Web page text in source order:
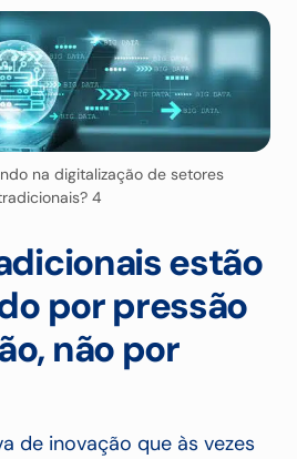
na digitalização de setores
4
estão
por pressão
não por
de inovação que às vezes